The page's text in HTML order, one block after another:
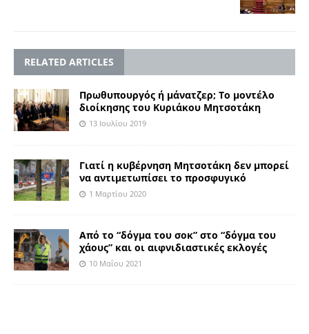
RELATED ARTICLES
Πρωθυπουργός ή μάνατζερ; Το μοντέλο
διοίκησης του Κυριάκου Μητσοτάκη
13 Ιουλίου 2019
Γιατί η κυβέρνηση Μητσοτάκη δεν μπορεί
να αντιμετωπίσει το προσφυγικό
1 Μαρτίου 2020
Από το “δόγμα του σοκ” στο “δόγμα του
χάους” και οι αιφνιδιαστικές εκλογές
10 Μαΐου 2021